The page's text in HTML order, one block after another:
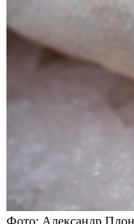
Фото: Александр